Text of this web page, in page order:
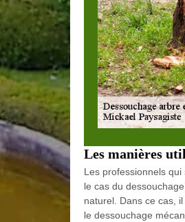
Les manières
Les professionnels
le cas du
naturel. Dans ce cas,
le dessouchage